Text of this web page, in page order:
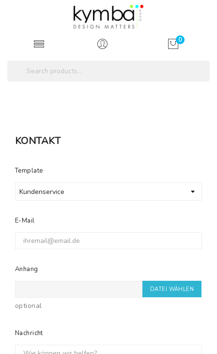
0
KONTAKT
Template
E-Mail
Anhang
DATEI WÄHLEN
optional
Nachricht